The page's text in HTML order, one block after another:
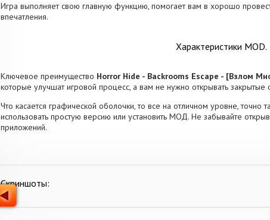
Игра выполняет свою главную функцию, помогает вам в хорошо
впечатления.
Характеристики MOD.
Ключевое преимущество Horror Hide - Backrooms Escape - [Взлом
которые улучшат игровой процесс, а вам не нужно открывать закрытые
Что касается графической оболочки, то все на отличном уровне, точно
использовать простую версию или установить МОД. Не забывайте
приложений.
Скриншоты: